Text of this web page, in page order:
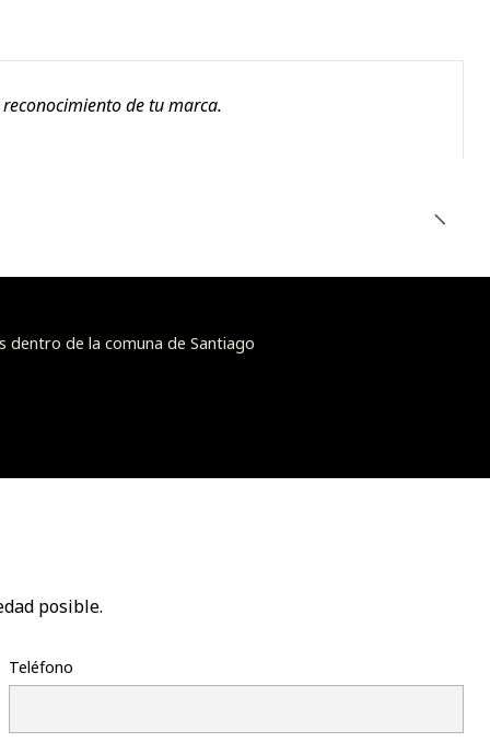
de tu marca.
dentro de la comuna de Santiago
posible.
Teléfono